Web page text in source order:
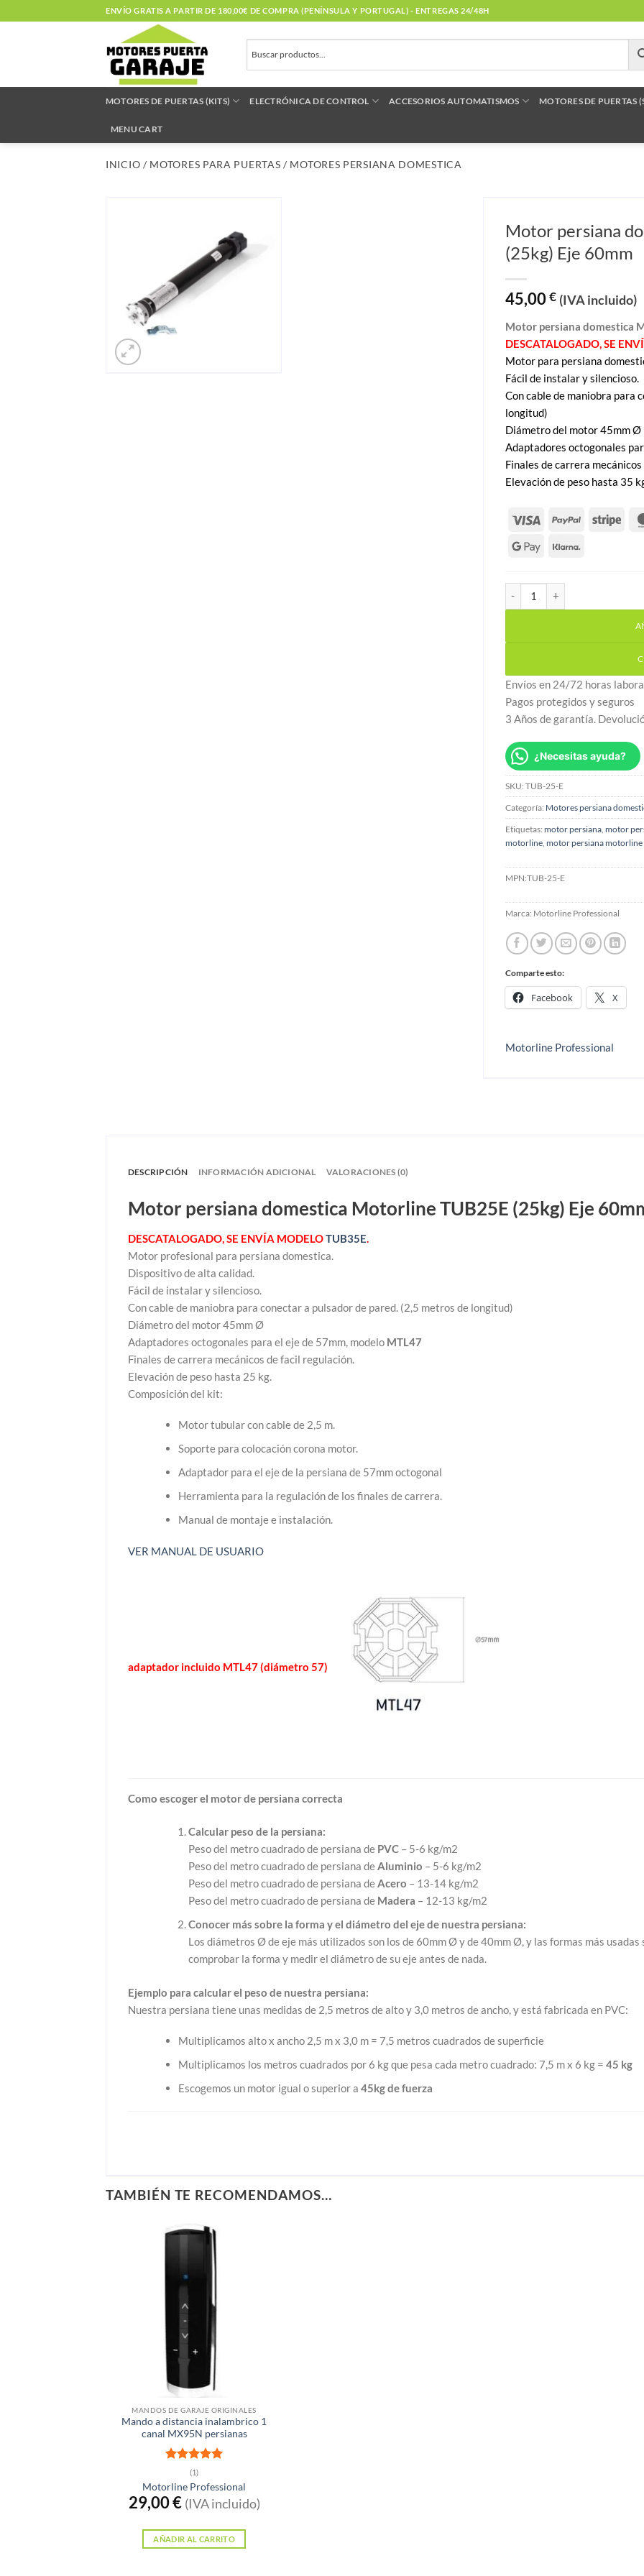
al
ENVÍO GRATIS A PARTIR DE 180,00€ DE COMPRA (PENÍNSULA Y PORTUGAL) - ENTREGAS 24/48H
MOTORES DE PUERTAS (KITS) ELECTRÓNICA DE CONTROL ACCESORIOS AUTOMATISMOS MOTORES DE PUERTAS
MENU CART
INICIO / MOTORES PARA PUERTAS / MOTORES PERSIANA DOMESTICA
Motor persiana
(25kg) Eje 60mm
45,00 € (IVA incluido)
Motor persiana domestica
DESCATALOGADO, SE
Motor para persiana
Fácil de instalar y silencioso.
Con cable de maniobra para
longitud)
Diámetro del motor 45mm Ø
Adaptadores octogonales
Finales de carrera
Elevación de peso hasta 35
Motor persiana domestica
Envíos en 24/72 horas
Pagos protegidos y seguros
3 Años de garantía.
¿Necesitas ayuda?
SKU: TUB-25-E
Categoría: Motores persiana
Etiquetas: motor persiana motor
motorline motor persiana
MPN:TUB-25-E
Marca: Motorline Professional
Comparte esto:
Facebook X
Motorline Professional
DESCRIPCIÓN INFORMACIÓN ADICIONAL VALORACIONES (0)
Motor persiana domestica Motorline TUB25E (25kg) Eje
DESCATALOGADO, SE ENVÍA MODELOTUB35E.
Motor profesional para persiana domestica.
Dispositivo de alta calidad.
Fácil de instalar y silencioso.
Con cable de maniobra para conectar a pulsador de pared. (2,5 metros de longitud)
Diámetro del motor 45mm Ø
Adaptadores octogonales para el eje de 57mm, modelo MTL47
Finales de carrera mecánicos de facil regulación.
Elevación de peso hasta 25 kg.
Composición del kit:
Motor tubular con cable de 2,5 m.
Soporte para colocación corona motor.
Adaptador para el eje de la persiana de 57mm octogonal
Herramienta para la regulación de los finales de carrera.
Manual de montaje e instalación.
VER MANUAL DE USUARIO
adaptador incluido MTL47 (diámetro 57)
Como escoger el motor de persiana correcta
Calcular peso de la persiana:
Peso del metro cuadrado de persiana de PVC – 5-6 kg/m2
Peso del metro cuadrado de persiana deAluminio – 5-6 kg/m2
Peso del metro cuadrado de persiana deAcero – 13-14 kg/m2
Peso del metro cuadrado de persiana de Madera – 12-13 kg/m2
Conocer más sobre la forma y el diámetro del eje de nuestra persiana:
Los diámetros Ø de eje más utilizados son los de 60mm Ø y de 40mm Ø, y las formas más usadas
comprobar la forma y medir el diámetro de su eje antes de nada.
Ejemplo para calcular el peso de nuestra persiana:
Nuestra persiana tiene unas medidas de 2,5 metros de alto y 3,0 metros de ancho, y está fabricada en PVC:
Multiplicamos alto x ancho 2,5 m x 3,0 m = 7,5 metros cuadrados de superficie
Multiplicamos los metros cuadrados por 6 kg que pesa cada metro cuadrado: 7,5 m x 6 kg = 45 kg
Escogemos un motor igual o superior a 45kg de fuerza
TAMBIÉN TE RECOMENDAMOS…
MANDOS DE GARAJE ORIGINALES
Mando a distancia inalambrico 1
canal MX95N persianas
Valorado
con
5de 5
(1)
Motorline Professional
29,00€ (IVA incluido)
AÑADIR AL CARRITO